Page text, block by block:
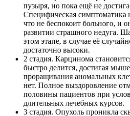
пузыря, но пока ещё не
Специфическая симптоматика
что не беспокоит больного, и
развитии страшного недуга.
этом этапе, в случае её
достаточно высоки.
2 стадия. Карцинома
быстро делится, достигая
проращивания аномальных
нет. Полное выздоровление
половины пациентов при
длительных лечебных курсов.
3 стадия. Опухоль проникла